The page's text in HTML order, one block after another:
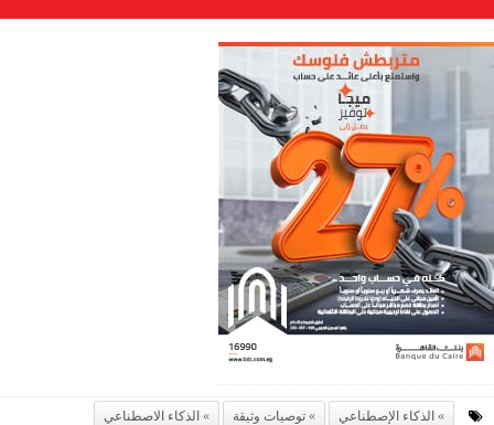
الذكاء الإصطناعي توصيات وثيقة الذكاء الاصطناعي